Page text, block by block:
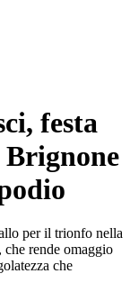
festa
per il trionfo nella
rende omaggio
che